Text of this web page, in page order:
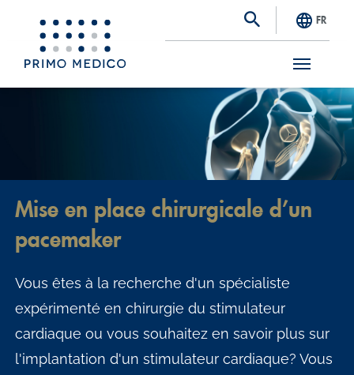
S
FR
Mise en place chirurgicale d’un
pacemaker
Vous êtes à la recherche d'un spécialiste
expérimenté en chirurgie du stimulateur
cardiaque ou vous souhaitez en savoir plus sur
l'implantation d'un stimulateur cardiaque? Vous